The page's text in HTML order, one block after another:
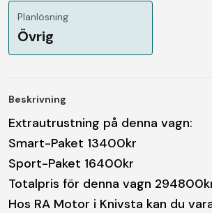
Planlösning
Övrig
Beskrivning
Extrautrustning på denna vagn:
Smart-Paket 13400kr
Sport-Paket 16400kr
Totalpris för denna vagn
Hos RA Motor i Knivsta kan du